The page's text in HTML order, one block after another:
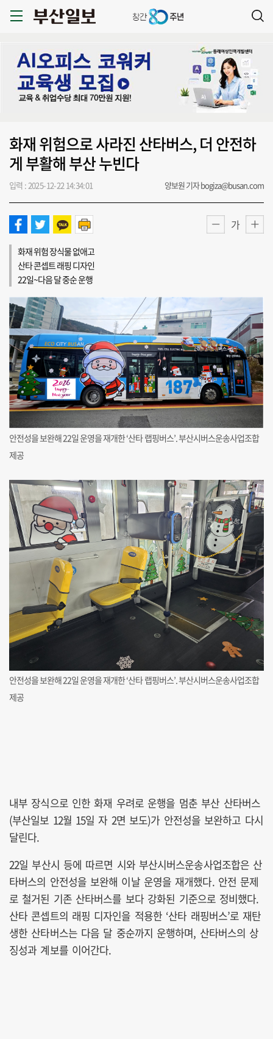
화재 위험으로 사라진 산타버스, 더 안전하
게 부활해 부산 누빈다
입력 : 2025-12-22 14:34:01 양보원 기자 bogiza@busan.com
가
화재 위험 장식물 없애고
산타 콘셉트 래핑 디자인
22일~다음 달 중순 운행
안전성을 보완해 22일 운영을 재개한 ‘산타 랩핑버스’. 부산시버스운송사업조합
제공
안전성을 보완해 22일 운영을 재개한 ‘산타 랩핑버스’. 부산시버스운송사업조합
제공
내부 장식으로 인한 화재 우려로 운행을 멈춘 부산 산타버스
(부산일보 12월 15일 자 2면 보도)가 안전성을 보완하고 다시
달린다.
22일 부산시 등에 따르면 시와 부산시버스운송사업조합은 산
타버스의 안전성을 보완해 이날 운영을 재개했다. 안전 문제
로 철거된 기존 산타버스를 보다 강화된 기준으로 정비했다.
산타 콘셉트의 래핑 디자인을 적용한 ‘산타 래핑버스’로 재탄
생한 산타버스는 다음 달 중순까지 운행하며, 산타버스의 상
징성과 계보를 이어간다.